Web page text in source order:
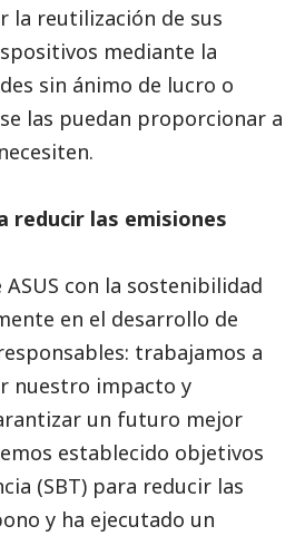
la reutilización de sus
mediante la
sin ánimo de lucro o
las puedan proporcionar a
reducir las emisiones
ASUS con la sostenibilidad
en el desarrollo de
trabajamos a
nuestro impacto y
un futuro mejor
establecido objetivos
(SBT) para reducir las
y ha ejecutado un